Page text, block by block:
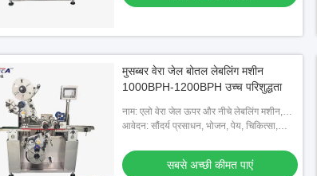
मुसब्बर वेरा जेल बोतल लेबलिंग मशीन
1000BPH-1200BPH उच्च परिशुद्धता
नाम: एलो वेरा जेल ऊपर और नीचे लेबलिंग मशीन,
बॉक्स लेबलिंग मशीन
आवेदन: सौंदर्य प्रसाधन, भोजन, पेय, चिकित्सा,
सबसे अच्छी कीमत पाएं